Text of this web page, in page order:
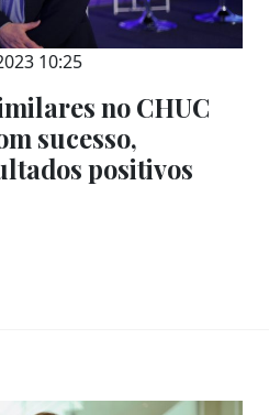
10:25
no CHUC
sucesso,
positivos